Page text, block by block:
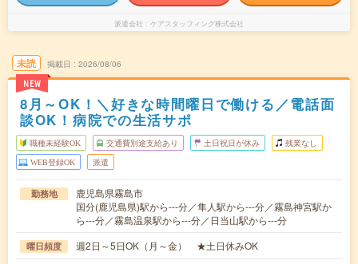
派遣会社 ケアスタッフィング株式会社
未読
NEW
掲載日 2026/08/06
8月～OK！＼好きな時間曜日で働ける／電話面
談OK！病院での生活サポ
職種未経験OK 交通費別途支給あり 土日祝日が休み 残業なし
WEB登録OK 派遣
勤務地
鹿児島県霧島市
国分(鹿児島県)駅から---分／隼人駅から---分／霧島神宮駅か
ら---分／霧島温泉駅から---分／日当山駅から---分
曜日頻度 週2日～5日OK（月～金） ★土日休みOK